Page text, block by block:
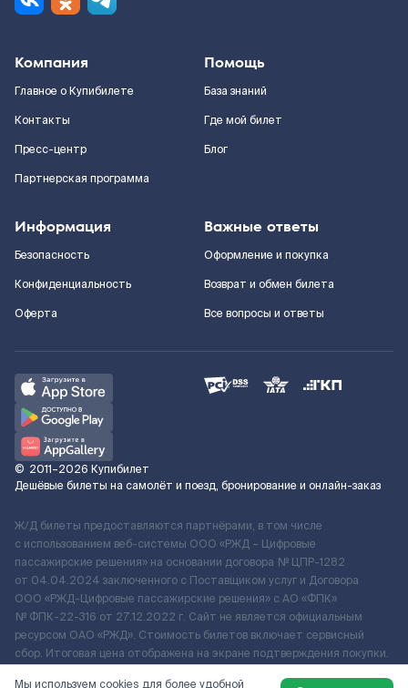
Компания
Главное о Купибилете
Контакты
Пресс-центр
Партнерская программа
Помощь
База знаний
Где мой билет
Блог
Информация
Безопасность
Конфиденциальность
Оферта
Важные ответы
Оформление и покупка
Возврат и обмен билета
Все вопросы и ответы
© 2011–2026 Купибилет
Дешёвые билеты на самолёт и поезд, бронирование и онлайн-заказ
Ж/Д билеты предоставляются партнёрами, в том числе
с использованием веб-системы ООО «РЖД – Цифровые
пассажирские решения» на основании договора № ЦПР-1282
от 04.04.2024 заключенного с Поставщиком услуг и Договора
ООО «РЖД-Цифровые пассажирские решения» c АО «ФПК»
№ ФПК-22-316 от 27.12.2022 г. Сайт не является официальным
ресурсом ОАО «РЖД». Стоимость билетов включает сервисный
сбор. Итоговая цена отображена на экране подтверждения покупки.
Мы используем cookies для более удобной